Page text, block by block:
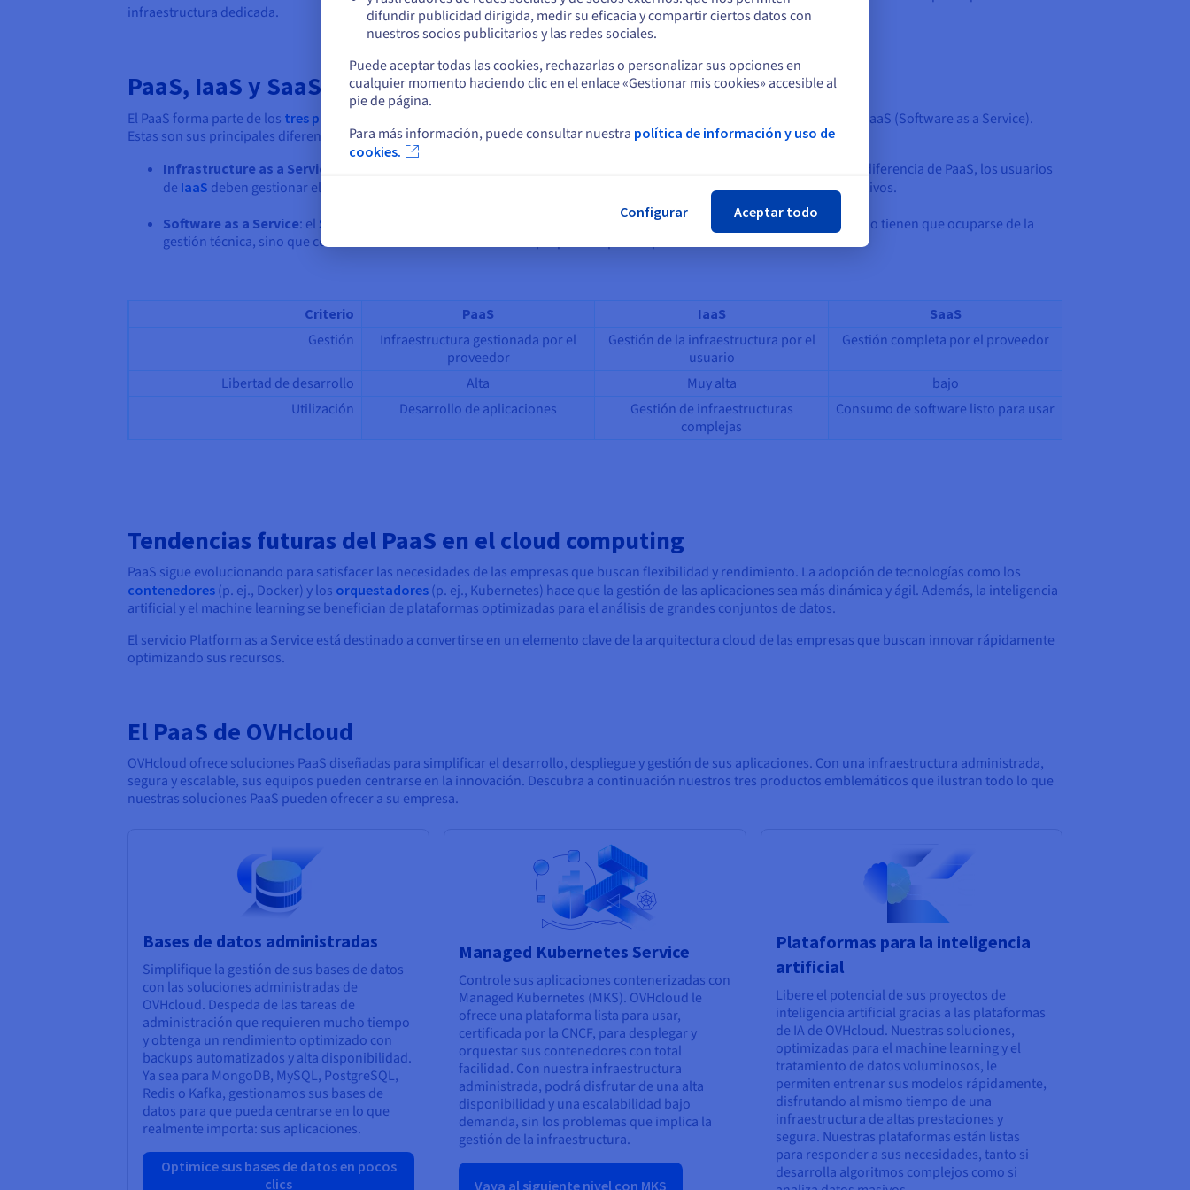
infraestructura dedicada.
PaaS, IaaS y SaaS
El PaaS forma parte de los tres principales modelos
, junto con el IaaS (Infrastructure as a Service) y el SaaS (Software as a Service).
Estas son sus principales diferencias:
Infrastructure as a Service
: este modelo proporciona a los usuarios acceso a una infraestructura virtual completa. A diferencia de PaaS, los usuarios
de IaaS deben gestionar ellos mismos la infraestructura, incluyendo la red, las máquinas virtuales y los sistemas operativos.
Software as a Service: el SaaS
, muy extendido, ofrece software alojado directamente por el proveedor. Los usuarios no tienen que ocuparse de la
gestión técnica, sino que consumen directamente los servicios propuestos por la aplicación.
Criterio PaaS IaaS SaaS
Gestión
Infraestructura gestionada por el
proveedor
Gestión de la infraestructura por el
usuario
Gestión completa por el proveedor
Libertad de desarrollo Alta Muy alta
bajo
Utilización
Desarrollo de aplicaciones
Gestión de infraestructuras
complejas
Consumo de software listo para usar
Tendencias futuras del PaaS en el cloud computing
PaaS sigue evolucionando para satisfacer las necesidades de las empresas que buscan flexibilidad y rendimiento. La adopción de tecnologías como los
contenedores (p. ej., Docker) y los orquestadores (p. ej., Kubernetes) hace que la gestión de las aplicaciones sea más dinámica y ágil. Además, la inteligencia
artificial y el machine learning se benefician de plataformas optimizadas para el análisis de grandes conjuntos de datos.
El servicio Platform as a Service está destinado a convertirse en un elemento clave de la arquitectura cloud de las empresas que buscan innovar rápidamente
optimizando sus recursos.
El PaaS de OVHcloud
OVHcloud ofrece soluciones PaaS diseñadas para simplificar el desarrollo, despliegue y gestión de sus aplicaciones. Con una infraestructura administrada,
segura y escalable, sus equipos pueden centrarse en la innovación. Descubra a continuación nuestros tres productos emblemáticos que ilustran todo lo que
nuestras soluciones PaaS pueden ofrecer a su empresa.
Bases de datos administradas
Simplifique la gestión de sus bases de datos
con las soluciones administradas de
OVHcloud. Despeda de las tareas de
administración que requieren mucho tiempo
y obtenga un rendimiento optimizado con
backups automatizados y alta disponibilidad.
Ya sea para MongoDB, MySQL, PostgreSQL,
Redis o Kafka, gestionamos sus bases de
datos para que pueda centrarse en lo que
realmente importa: sus aplicaciones.
Optimice sus bases de datos en pocos
clics
Managed Kubernetes Service
Controle sus aplicaciones contenerizadas con
Managed Kubernetes (MKS). OVHcloud le
ofrece una plataforma lista para usar,
certificada por la CNCF, para desplegar y
orquestar sus contenedores con total
facilidad. Con nuestra infraestructura
administrada, podrá disfrutar de una alta
disponibilidad y una escalabilidad bajo
demanda, sin los problemas que implica la
gestión de la infraestructura.
Vaya al siguiente nivel con MKS
Plataformas para la inteligencia
artificial
Libere el potencial de sus proyectos de
inteligencia artificial gracias a las plataformas
de IA de OVHcloud. Nuestras soluciones,
optimizadas para el machine learning y el
tratamiento de datos voluminosos, le
permiten entrenar sus modelos rápidamente,
disfrutando al mismo tiempo de una
infraestructura de altas prestaciones y
segura. Nuestras plataformas están listas
para responder a sus necesidades, tanto si
desarrolla algoritmos complejos como si
Permanezca en el sitio web actual
Seleccione otro sitio web
difundir publicidad dirigida, medir su eficacia y compartir ciertos datos con
nuestros socios publicitarios y las redes sociales.
Puede aceptar todas las cookies, rechazarlas o personalizar sus opciones en
cualquier momento haciendo clic en el enlace «Gestionar mis cookies» accesible al
pie de página.
Para más información, puede consultar nuestra política de información y uso de
cookies.
Configurar Aceptar todo